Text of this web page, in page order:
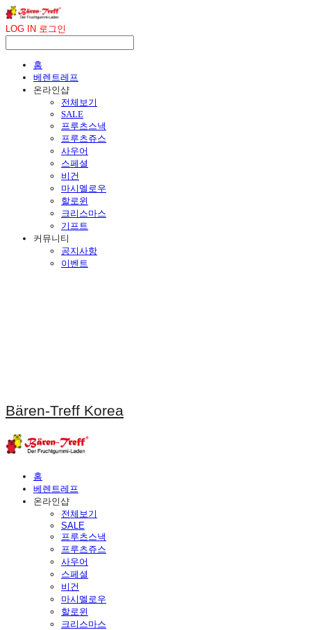
LOG IN 로그인
홈
베렌트레프
온라인샵
전체보기
SALE
프루츠스낵
프루츠쥬스
사우어
스페셜
비건
마시멜로우
할로윈
크리스마스
기프트
커뮤니티
공지사항
이벤트
Bären-Treff Korea
홈
베렌트레프
온라인샵
전체보기
SALE
프루츠스낵
프루츠쥬스
사우어
스페셜
비건
마시멜로우
할로윈
크리스마스